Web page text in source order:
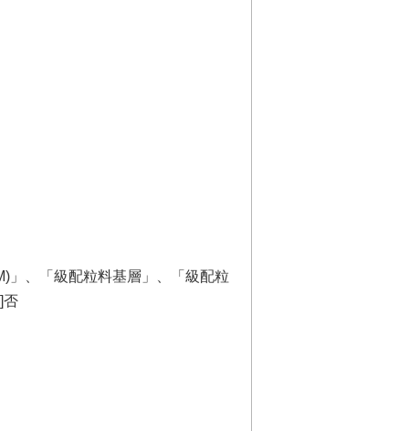
」、「級配粒料基層」、「級配粒
否